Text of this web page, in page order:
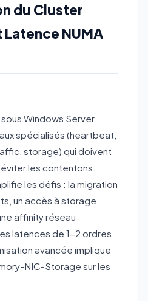
du Cluster
NUMA
Windows Server
spécialisés (heartbeat,
storage) qui doivent
les contentons.
les défis : la migration
un accès à storage
affinity réseau
latences de 1-2 ordres
avancée implique
NIC-Storage sur les